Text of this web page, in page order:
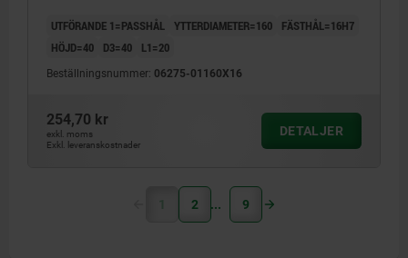
UTFÖRANDE 1=PASSHÅL YTTERDIAMETER=160
FÄSTHÅL=16H7
HÖJD=40
D3=40 L1=20
Beställningsnummer: 06275-01160X16
254,70 kr
exkl. moms
Exkl. leveranskostnader
DETALJER
1 2 9